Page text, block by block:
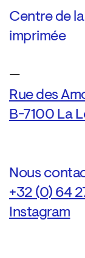
Centre de
imprimée
—
Rue des
B-7100 La
Nous
+32 (0) 64
Instagram